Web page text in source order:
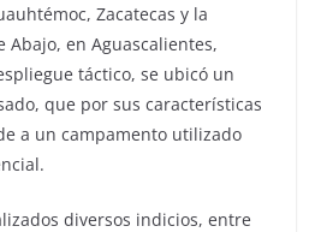
Zacatecas y la
Abajo, en Aguascalientes,
táctico, se ubicó un
que por sus características
a un campamento utilizado
diversos indicios, entre